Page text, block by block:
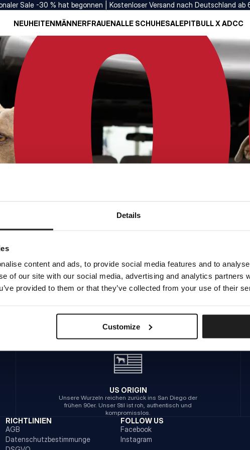
Details
content and ads, to provide social media features and to
of our site with our social media, advertising and analytics partners
provided to them or that they’ve collected from your use of their
Customize
Sale -30 % hat begonnen | Kostenloser Versand nach Deutschland ab
NEUHEITENMÄNNERFRAUENALLE SCHUHESALEPITBULL X ADCC
INTERNER SERVERFEHLER
ZURÜCK ZUR STARTSEITE
US ORIGIN
Unsere Wurzeln reichen zurück ins San Diego der
frühen 90er. Unser Stil ist roh, authentisch und
kompromisslos.
RICHTLINIEN
AGB
Datenschutzbestimmunge
FOLLOW US
Facebook
Instagram